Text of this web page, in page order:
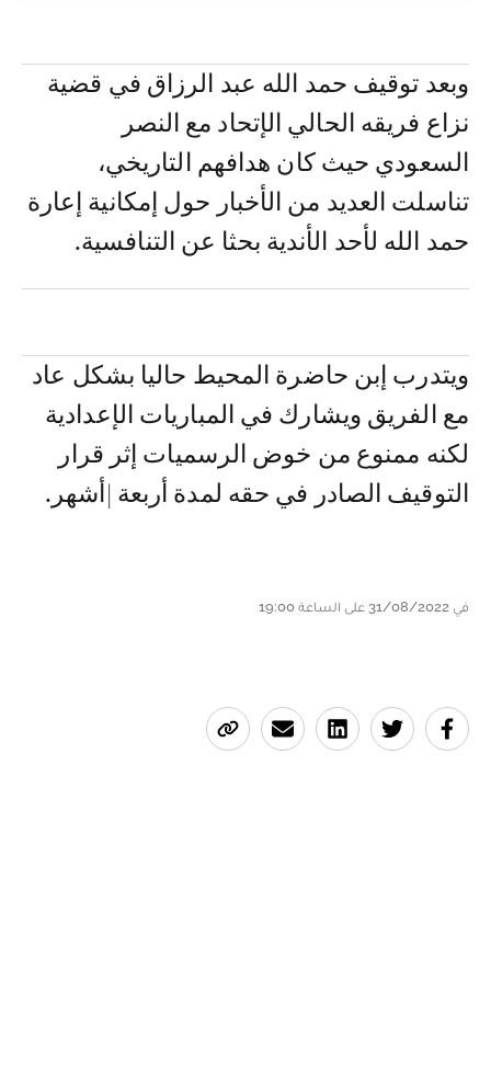
وبعد توقيف حمد الله عبد الرزاق في قضية
نزاع فريقه الحالي الإتحاد مع النصر
السعودي حيث كان هدافهم التاريخي،
تناسلت العديد من الأخبار حول إمكانية إعارة
حمد الله لأحد الأندية بحثا عن التنافسية.
ويتدرب إبن حاضرة المحيط حاليا بشكل عاد
مع الفريق ويشارك في المباريات الإعدادية
لكنه ممنوع من خوض الرسميات إثر قرار
التوقيف الصادر في حقه لمدة أربعة |أشهر.
في 31/08/2022 على الساعة 19:00